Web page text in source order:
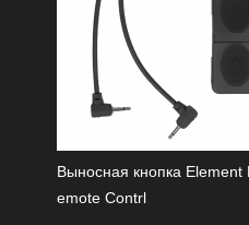
Выносная кнопка Element
emote Contrl